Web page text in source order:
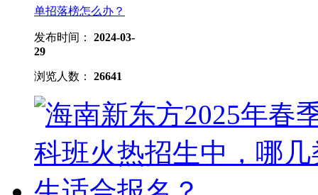
单招落榜怎么办？
发布时间： 2024-03-
29
浏览人数： 26641